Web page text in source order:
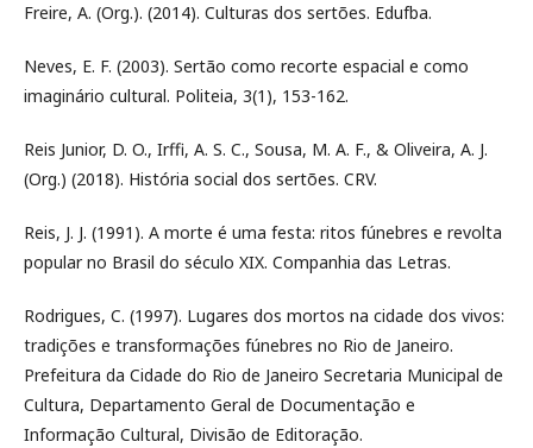
Freire, A. (Org.). (2014). Culturas dos sertões. Edufba.
Neves, E. F. (2003). Sertão como recorte espacial e como
imaginário cultural. Politeia, 3(1), 153-162.
Reis Junior, D. O., Irffi, A. S. C., Sousa, M. A. F., & Oliveira, A. J.
(Org.) (2018). História social dos sertões. CRV.
Reis, J. J. (1991). A morte é uma festa: ritos fúnebres e revolta
popular no Brasil do século XIX. Companhia das Letras.
Rodrigues, C. (1997). Lugares dos mortos na cidade dos vivos:
tradições e transformações fúnebres no Rio de Janeiro.
Prefeitura da Cidade do Rio de Janeiro Secretaria Municipal de
Cultura, Departamento Geral de Documentação e
Informação Cultural, Divisão de Editoração.